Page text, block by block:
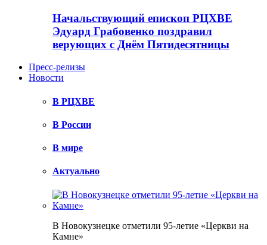
Начальствующий епископ РЦХВЕ
Эдуард Грабовенко поздравил
верующих с Днём Пятидесятницы
Пресс-релизы
Новости
В РЦХВЕ
В России
В мире
Актуально
В Новокузнецке отметили 95-летие «Церкви на
Камне»